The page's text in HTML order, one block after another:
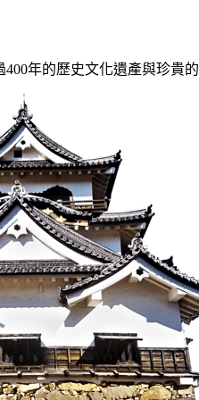
年的歷史文化遺產與珍貴